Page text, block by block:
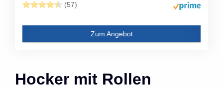
(57)
Zum Angebot
Hocker mit Rollen